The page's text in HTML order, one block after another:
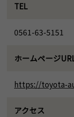
TEL
0561-63-5151
ホームページ
https://toyota-
アクセス